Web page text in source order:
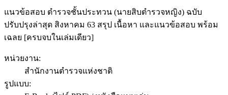
แนวข้อสอบ ตำรวจชั้นประทวน (นายสิบตำรวจหญิง) ฉบับ
ปรับปรุงล่าสุด สิงหาคม 63 สรุป เนื้อหา และแนวข้อสอบ พร้อม
เฉลย [ครบจบในเล่มเดียว]
หน่วยงาน:
สำนักงานตำรวจแห่งชาติ
รูปแบบ: